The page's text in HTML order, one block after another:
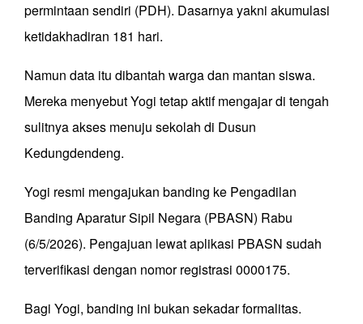
permintaan sendiri (PDH). Dasarnya yakni akumulasi
ketidakhadiran 181 hari.
Namun data itu dibantah warga dan mantan siswa.
Mereka menyebut Yogi tetap aktif mengajar di tengah
sulitnya akses menuju sekolah di Dusun
Kedungdendeng.
Yogi resmi mengajukan banding ke Pengadilan
Banding Aparatur Sipil Negara (PBASN) Rabu
(6/5/2026). Pengajuan lewat aplikasi PBASN sudah
terverifikasi dengan nomor registrasi 0000175.
Bagi Yogi, banding ini bukan sekadar formalitas.